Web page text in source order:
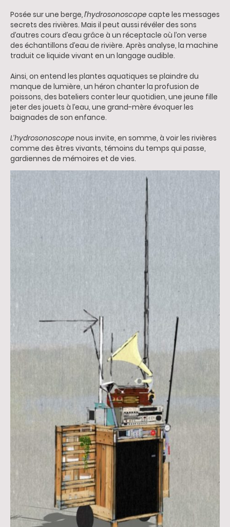
Posée sur une berge, l’hydrosonoscope capte les messages
secrets des rivières. Mais il peut aussi révéler des sons
d’autres cours d’eau grâce à un réceptacle où l’on verse
des échantillons d’eau de rivière. Après analyse, la machine
traduit ce liquide vivant en un langage audible.
Ainsi, on entend les plantes aquatiques se plaindre du
manque de lumière, un héron chanter la profusion de
poissons, des bateliers conter leur quotidien, une jeune fille
jeter des jouets à l’eau, une grand-mère évoquer les
baignades de son enfance.
L’hydrosonoscope nous invite, en somme, à voir les rivières
comme des êtres vivants, témoins du temps qui passe,
gardiennes de mémoires et de vies.